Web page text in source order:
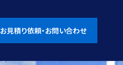
お見積り依頼・お問い合わせ